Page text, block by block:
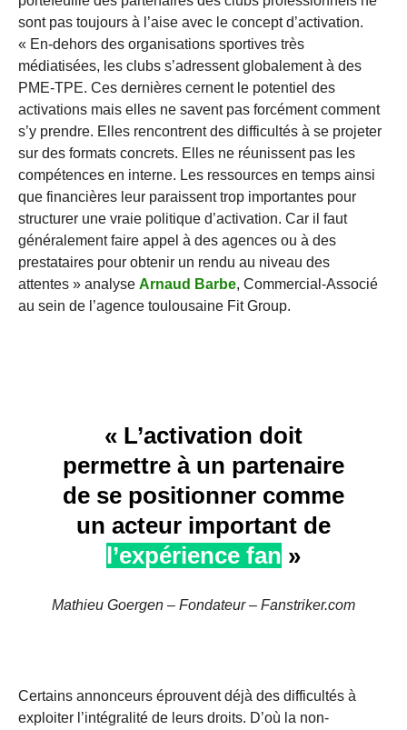
sont pas toujours à l’aise avec le concept d’activation.
« En-dehors des organisations sportives très
médiatisées, les clubs s’adressent globalement à des
PME-TPE. Ces dernières cernent le potentiel des
activations mais elles ne savent pas forcément comment
s’y prendre. Elles rencontrent des difficultés à se projeter
sur des formats concrets. Elles ne réunissent pas les
compétences en interne. Les ressources en temps ainsi
que financières leur paraissent trop importantes pour
structurer une vraie politique d’activation. Car il faut
généralement faire appel à des agences ou à des
prestataires pour obtenir un rendu au niveau des
attentes » analyse Arnaud Barbe, Commercial-Associé
au sein de l’agence toulousaine Fit Group.
« L’activation doit
permettre à un partenaire
de se positionner comme
un acteur important de
l’expérience fan »
Mathieu Goergen – Fondateur – Fanstriker.com
Certains annonceurs éprouvent déjà des difficultés à
exploiter l’intégralité de leurs droits. D’où la non-